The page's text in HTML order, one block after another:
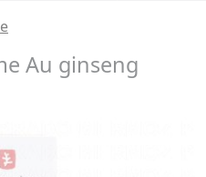
Au ginseng